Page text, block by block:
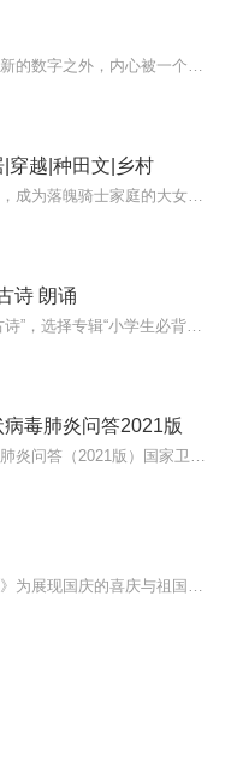
|穿越|种田文|乡村
诗 朗诵
毒肺炎问答2021版